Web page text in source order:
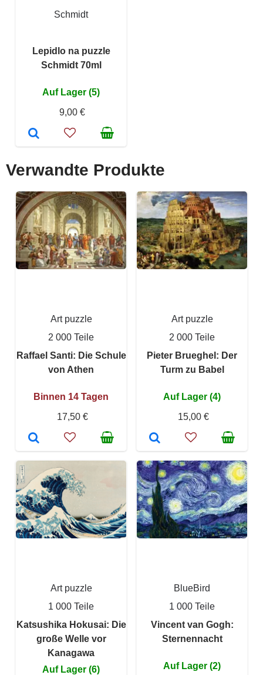
Schmidt
Lepidlo na puzzle
Schmidt 70ml
Auf Lager (5)
9,00 €
Verwandte Produkte
Art puzzle
2 000 Teile
Raffael Santi: Die Schule
von Athen
Binnen 14 Tagen
17,50 €
Art puzzle
2 000 Teile
Pieter Brueghel: Der
Turm zu Babel
Auf Lager (4)
15,00 €
Art puzzle
1 000 Teile
Katsushika Hokusai: Die
große Welle vor
Kanagawa
Auf Lager (6)
BlueBird
1 000 Teile
Vincent van Gogh:
Sternennacht
Auf Lager (2)